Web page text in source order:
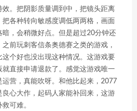
效。把阴影质量调到中，把镜头距离
把各种转向敏感度调低两两格，画面
暗，会稍微好点。但是超过20分钟还
之前玩刺客信条奥德赛之类的游戏，
这个好也没出现这种情况。这游戏要
就直接申请退款了。感觉这游戏唯一
运营，真能吹呀。和他比起来，2077
良心大作，起码人家能补回来，这游
可难。